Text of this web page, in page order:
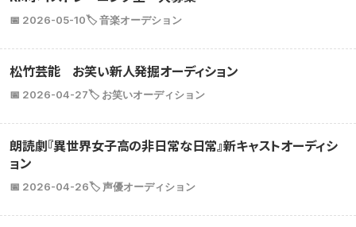
📅 2026-05-10🏷️ 音楽オーデション
松竹芸能 お笑い新人発掘オーディション
📅 2026-04-27🏷️ お笑いオーディション
朗読劇『異世界女子高の非日常な日常』新キャストオーディシ
ョン
📅 2026-04-26🏷️ 声優オーディション